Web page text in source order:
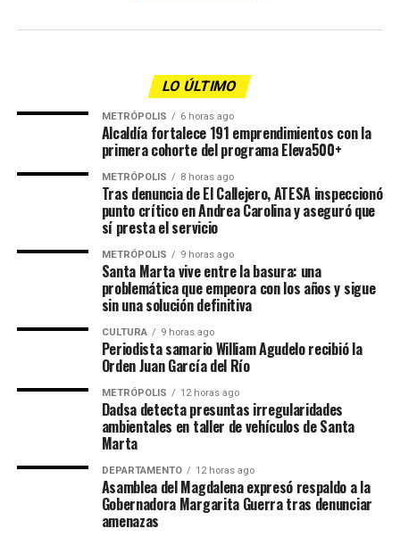
LO ÚLTIMO
METRÓPOLIS 6 horas ago
Alcaldía fortalece 191 emprendimientos con la
primera cohorte del programa Eleva500+
METRÓPOLIS 8 horas ago
Tras denuncia de El Callejero, ATESA inspeccionó
punto crítico en Andrea Carolina y aseguró que
sí presta el servicio
METRÓPOLIS 9 horas ago
Santa Marta vive entre la basura: una
problemática que empeora con los años y sigue
sin una solución definitiva
CULTURA 9 horas ago
Periodista samario William Agudelo recibió la
Orden Juan García del Río
METRÓPOLIS 12 horas ago
Dadsa detecta presuntas irregularidades
ambientales en taller de vehículos de Santa
Marta
DEPARTAMENTO 12 horas ago
Asamblea del Magdalena expresó respaldo a la
Gobernadora Margarita Guerra tras denunciar
amenazas